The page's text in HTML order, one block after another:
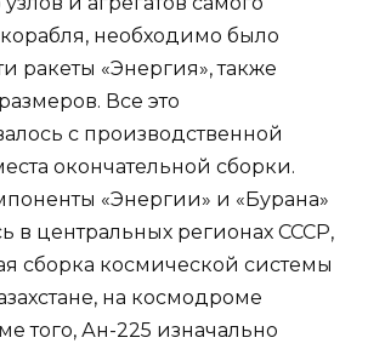
необходимо было
ракеты «Энергия», также
Все это
с производственной
окончательной сборки.
«Энергии» и «Бурана»
в центральных регионах СССР,
сборка космической системы
на космодроме
того, Ан-225 изначально